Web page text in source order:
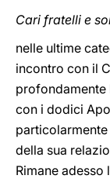
Cari fratelli e
nelle ultime
incontro con il
profondamente
con i dodici
della sua
Rimane adesso